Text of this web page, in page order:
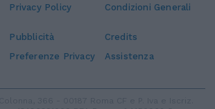
Privacy Policy Condizioni Generali
Pubblicità
Credits
Preferenze Privacy Assistenza